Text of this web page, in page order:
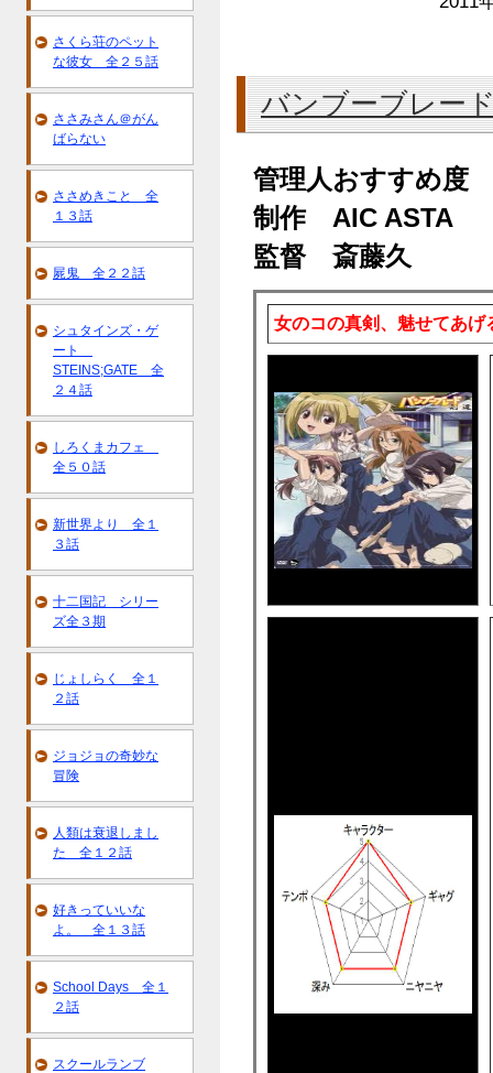
バンブーブレー
管理人おすすめ
制作 AIC ASTA
監督 斎藤久
女のコの真剣、魅せてあげ
さくら荘のペット
な彼女 全２５話
ささみさん＠がん
ばらない
ささめきこと 全
１３話
屍鬼 全２２話
シュタインズ・ゲ
ート
STEINS;GATE 全
２４話
しろくまカフェ
全５０話
新世界より 全１
３話
十二国記 シリー
ズ全３期
じょしらく 全１
２話
ジョジョの奇妙な
冒険
人類は衰退しまし
た 全１２話
好きっていいな
よ。 全１３話
School Days 全１
２話
スクールランブ